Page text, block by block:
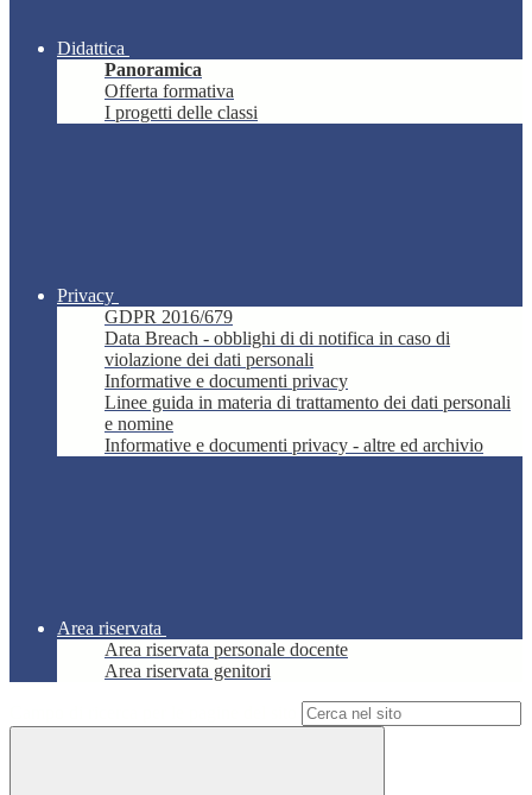
Didattica
Panoramica
Offerta formativa
I progetti delle classi
Privacy
GDPR 2016/679
Data Breach - obblighi di di notifica in caso di
violazione dei dati personali
Informative e documenti privacy
Linee guida in materia di trattamento dei dati personali
e nomine
Informative e documenti privacy - altre ed archivio
Area riservata
Area riservata personale docente
Area riservata genitori